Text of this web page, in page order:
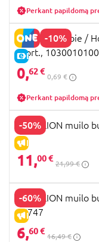
Perkant papildomą
-10%
E-KAINA
DULCOP Barbie /
asort.,
0,62 €
0,69 €
Perkant papildomą
-50%
IŠPARDAVIMAS
GAZILLION muilo
11,00 €
21,99 €
-60%
IŠPARDAVIMAS
GAZILLION muilo
36747
6,60 €
16,49 €